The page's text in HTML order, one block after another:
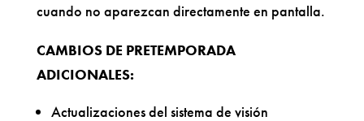
cuando no aparezcan directamente en pantalla.
CAMBIOS DE PRETEMPORADA
ADICIONALES:
Actualizaciones del sistema de visión